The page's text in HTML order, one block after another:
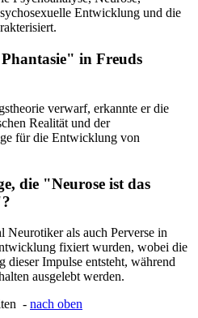
Entwicklung und die
in Freuds
verwarf, erkannte er die
Realität und der
für die Entwicklung von
die "Neurose ist das
Neurotiker als auch Perverse in
fixiert wurden, wobei die
dieser Impulse entsteht, während
ausgelebt werden.
- nach oben